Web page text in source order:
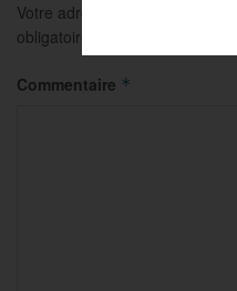
Votre adresse e-mail ne sera
obligatoires sont indiqués avec
Commentaire *